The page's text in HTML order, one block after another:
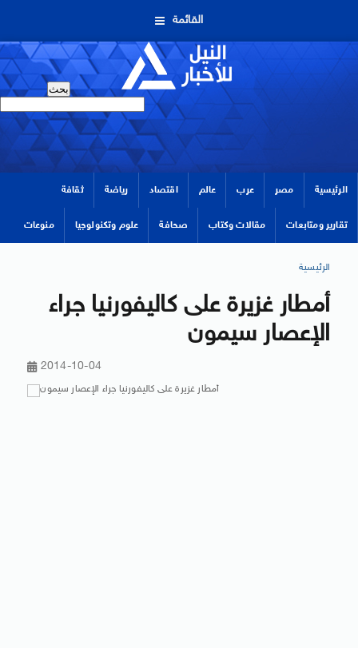
القائمة
الرئيسية مصر عرب عالم اقتصاد رياضة ثقافة
تقارير ومتابعات مقالات وكتاب صحافة علوم وتكنولوجيا منوعات
الرئيسية
أمطار غزيرة على كاليفورنيا جراء
الإعصار سيمون
2014-10-04